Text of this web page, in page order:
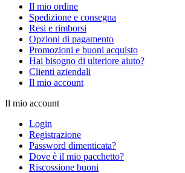
Il mio ordine
Spedizione e consegna
Resi e rimborsi
Opzioni di pagamento
Promozioni e buoni acquisto
Hai bisogno di ulteriore aiuto?
Clienti aziendali
Il mio account
Il mio account
Login
Registrazione
Password dimenticata?
Dove è il mio pacchetto?
Riscossione buoni